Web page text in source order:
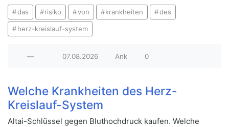
das risiko von krankheiten des
herz-kreislauf-system
— 07.08.2026 Ank 0
Welche Krankheiten des Herz-
Kreislauf-System
Altai-Schlüssel gegen Bluthochdruck kaufen. Welche